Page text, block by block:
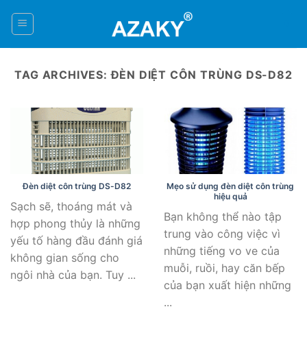
TAG ARCHIVES:ĐÈN DIỆT CÔN TRÙNG DS-D82
Đèn diệt côn trùng DS-D82
Sạch sẽ, thoáng mát và
hợp phong thủy là những
yếu tố hàng đầu đánh giá
không gian sống cho
ngôi nhà của bạn. Tuy ...
Mẹo sử dụng đèn diệt côn trùng
hiệu quả
Bạn không thể nào tập
trung vào công việc vì
những tiếng vo ve của
muỗi, ruồi, hay căn bếp
của bạn xuất hiện những
...